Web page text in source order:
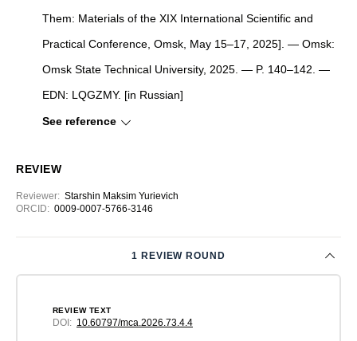
Them: Materials of the XIX International Scientific and
Practical Conference, Omsk, May 15–17, 2025]. — Omsk:
Omsk State Technical University, 2025. — P. 140–142. —
EDN: LQGZMY. [in Russian]
See reference
REVIEW
Reviewer: Starshin Maksim Yurievich
ORCID: 0009-0007-5766-3146
1 REVIEW ROUND
REVIEW TEXT
DOI: 10.60797/mca.2026.73.4.4